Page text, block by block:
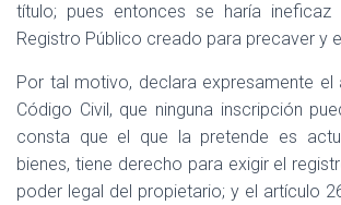
título; pues entonces se haría ineficaz
Registro Público creado para precaver y
Por tal motivo, declara expresamente el
Código Civil, que ninguna inscripción
consta que el que la pretende es
bienes, tiene derecho para exigir el
poder legal del propietario; y el artículo